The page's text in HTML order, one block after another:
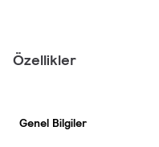
Özellikler
Genel Bilgiler